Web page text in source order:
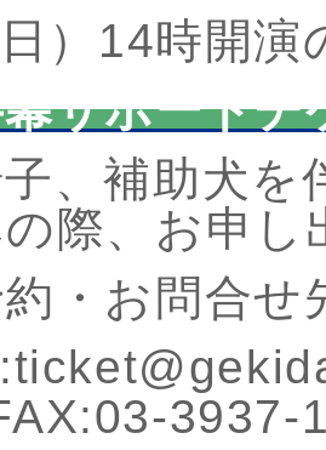
）14時開
ポートチ
子、補助犬
際、お申し
約・お問合せ
3937-